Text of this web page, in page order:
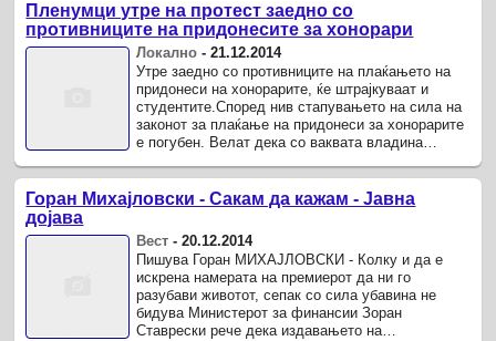
Пленумци утре на протест заедно со
противниците на придонесите за хонорари
Локално -21.12.2014
Утре заедно со противниците на плаќањето на
придонеси на хонорарите, ќе штрајкуваат и
студентите.Според нив стапувањето на сила на
законот за плаќање на придонеси за хонорарите
е погубен. Велат дека со ваквата владина
Горан Михајловски - Сакам да кажам - Јавна
дојава
Вест -20.12.2014
Пишува Горан МИХАЈЛОВСКИ - Колку и да е
искрена намерата на премиерот да ни го
разубави животот, сепак со сила убавина не
бидува Министерот за финансии Зоран
Ставрески рече дека издавањето на